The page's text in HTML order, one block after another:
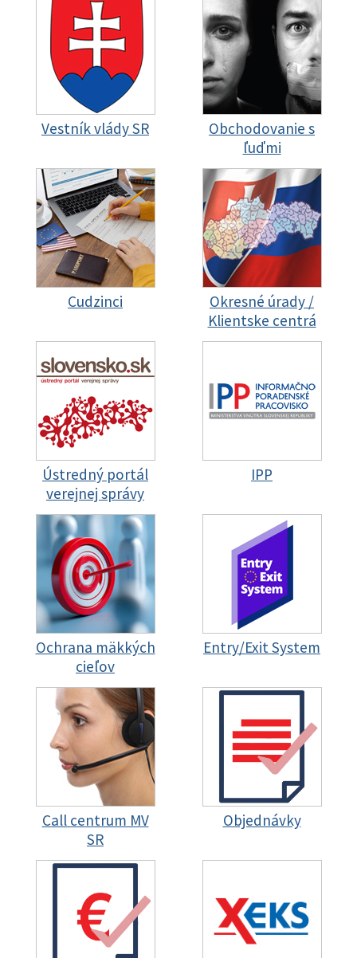
Vestník vlády SR
Obchodovanie s
ľuďmi
Cudzinci
Okresné úrady /
Klientske centrá
Ústredný portál
verejnej správy
IPP
Ochrana mäkkých
cieľov
Entry/Exit System
Call centrum MV
SR
Objednávky